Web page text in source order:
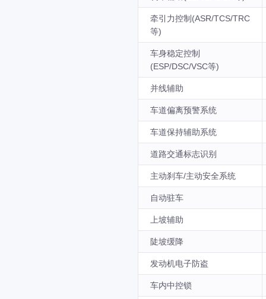
牵引力控制(ASR/TCS/TRC
等)
车身稳定控制
(ESP/DSC/VSC等)
并线辅助
车道偏离预警系统
车道保持辅助系统
道路交通标志识别
主动刹车/主动安全系统
自动驻车
上坡辅助
陡坡缓降
发动机电子防盗
车内中控锁